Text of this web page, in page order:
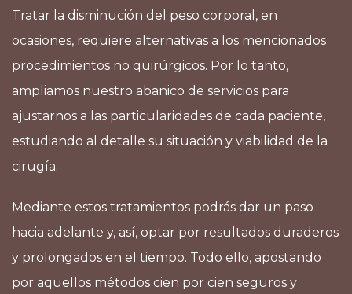
Tratar la disminución del peso corporal, en
ocasiones, requiere alternativas a los mencionados
procedimientos no quirúrgicos. Por lo tanto,
ampliamos nuestro abanico de servicios para
ajustarnos a las particularidades de cada paciente,
estudiando al detalle su situación y viabilidad de la
cirugía.
Mediante estos tratamientos podrás dar un paso
hacia adelante y, así, optar por resultados duraderos
y prolongados en el tiempo. Todo ello, apostando
por aquellos métodos cien por cien seguros y